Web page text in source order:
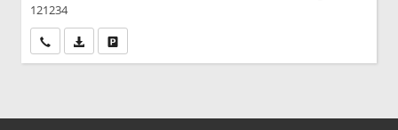
121234
Wir rufen Sie anPDF-Datei, Fahrzeugexposé drucken